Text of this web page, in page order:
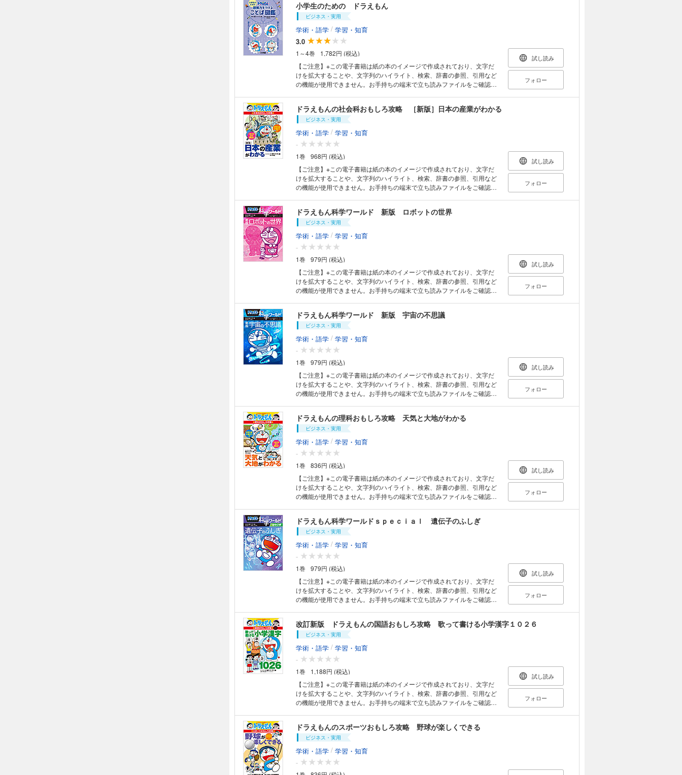
すか。 社会の急速なデジタル化にともない、小学校ではプログラミングが
必修科目になっています。これから先、みなさんがコンピュータやAIを適
切に、効率的に利用できるようになるために必要な力が、プログラミング
的思考（＝プログラミング的な考え方）です。 むずかしそうに感じるかも
しれませんが、実は特別な考え方ではありません。プログラミング的思考
とは、「どうすればうまくいくかな？」「どんな順番でやればいいか
な？」と考える力。勉強だけでなく、友だちとの話し合いや、これから先
のいろいろな場面でも役に立つ、ドラえもんの《ひみつ道具》のようなも
のなのです！ この本は、ドラえもんや仲間たちといっしょに楽しく考えな
がらパズルに取り組むことで、自然にこの力が身につくようになっていま
す。ただ答えを出すだけでなく、「どう考えたか」「次はどうすればいい
か」をだいじにしているのが特徴です。 この本を通して、「考えるってお
もしろい！」と感じてもらえたらうれしいです。さあ、ドラえもんといっ
で、本文中に書き込むことはできません。必要に応じてメモ用紙などをご
用意ください。
小学生のための ドラえもん
ビジネス・実用
学術・語学 / 学習・知育
3.0
1～4巻
1,782円 (税込)
【ご注意】※この電子書籍は紙の本のイメージで作成されており、文字だ
けを拡大することや、文字列のハイライト、検索、辞書の参照、引用など
の機能が使用できません。お手持ちの端末で立ち読みファイルをご確認い
この気持ちをことばにすると何だろう？ ドラえもんのマンガで主人公の気
持ちを読み解く練習から、実際に入試で出される読解表現を、麻布中学校
の中島克治先生が解説。 確実に語彙力と読解力が身につきます。 【本書
の特徴】 ◎総ルビ、ドラえもんのマンガで、1年生から楽しく読める！ ◎
読解文を読むための、語彙力がつく！ ◎登場人物の気持ちを読み取り、表
現する力がつく！ 【もくじ】 第1章 なかまのことば （読解の基礎とな
る気持ちや様子を表すことばに触れよう） 第2章 くらしのことば （文章
を読むために必要な身のまわりのことばを身につけよう） 第3章 ペアに
なることば （読解文でよく使われる反対語と同音異義語を学ぼう） 第4
章 気のきいたことば （慣用句やことわざを身につけ、ことばの幅をひろ
げよう） 第5章 ことばで伝える （まんがを通して、思考の言語化に挑戦
しよう） 第6章 ことばを読み取る （まんがや文学作品から心情表現を読
み取ろう） ※この作品はカラーです。
試し読み
フォロー
ドラえもんの社会科おもしろ攻略 ［新版］日本の産業がわかる
ビジネス・実用
学術・語学 / 学習・知育
-
1巻
968円 (税込)
【ご注意】※この電子書籍は紙の本のイメージで作成されており、文字だ
けを拡大することや、文字列のハイライト、検索、辞書の参照、引用など
の機能が使用できません。お手持ちの端末で立ち読みファイルをご確認い
ています。ドラえもんたちといっしょに、農林水産業・工業・商業などの
産業が私たちの生活に密接に関わっていること、社会の変化に応じて産業
も変化・発展していることなどが楽しく学習できます。監修は難関中学へ
の圧倒的な合格実績をもつ浜学園。中学入試の社会科では重要な分野の対
策にも役立つ一冊となっています。 ※この作品はカラーが含まれます。
（底本 2025年12月発売作品）
試し読み
フォロー
ドラえもん科学ワールド 新版 ロボットの世界
ビジネス・実用
学術・語学 / 学習・知育
-
1巻
979円 (税込)
【ご注意】※この電子書籍は紙の本のイメージで作成されており、文字だ
けを拡大することや、文字列のハイライト、検索、辞書の参照、引用など
の機能が使用できません。お手持ちの端末で立ち読みファイルをご確認い
の知識を学ぶ事ができる、おもしろくてためになる一冊です。 2014年に
刊行したドラえもん科学ワールド「ロボットの世界」の解説部分は、全て
最新の情報に編集し直しました。ロボットに関するドラえもんの名作まん
がほぼそのままに、ロボットの進化の歴史から最先端のロボットまで紹介
しています。 生活の中で身近になった掃除ロボットやコミュニケーション
ロボットから、自動運転のロボットカー、案内ロボット、警備ロボットな
どの街中で活躍するロボット、さらには工場で使われる産業用ロボット、
医療用のロボット、危険な環境で活躍する点検ロボットや、災害対応ロボ
ットや、深海や宇宙を探査するロボットも登場しています。 そして人気の
ヒト型ロボット（ヒューマノイド）の最新のモデルも紹介しています。 ま
たこの本ではそういったロボットがどのように動いているのか、どのよう
な機能を持っているのか、将来どのように進化していくのかも解説してい
ます。 この本を読んだ人が将来、なんらかの形でロボットに関わるように
ボットの世界』の新版です。 ※一部カラーが含まれます。 （底本 2025
年年12月発売作品）
試し読み
フォロー
ドラえもん科学ワールド 新版 宇宙の不思議
ビジネス・実用
学術・語学 / 学習・知育
-
1巻
979円 (税込)
【ご注意】※この電子書籍は紙の本のイメージで作成されており、文字だ
けを拡大することや、文字列のハイライト、検索、辞書の参照、引用など
の機能が使用できません。お手持ちの端末で立ち読みファイルをご確認い
ぶことができる、面白くてためになる一冊です。2010年に刊行したドラえ
もん科学ワールド「宇宙の不思議」の解説部分をすべて、最新の情報に編
集しなおしました。 宇宙に関するドラえもんの名作まんがはそのままに、
太陽系や星、銀河、宇宙開発などについて、基本的なことから最新の話題
まで紹介しています。 地球がどのように生まれたのか、そして太陽系の8
つの惑星や、小惑星の探査、さらには月への有人着陸を目指すアルテミス
計画、ブラックホールの最新情報や、宇宙の生命を探す研究などもわかり
やすく解説しています。 また国際宇宙ステーションについては、日本人で
最も宇宙の滞在時間が長い、宇宙飛行士の若田光一さんにインタビューし
て、読者の皆さんへのメッセージも紹介しています。 この本を読んだ人が
宇宙に興味を持って、将来なんらかの形で宇宙に関わるようになってもら
えれば幸いです。 ※この作品は『ドラえもん科学ワールド 宇宙の不思
議』の新版です。 ※一部カラーが含まれます。 （底本2025年12月発売作
試し読み
フォロー
ドラえもんの理科おもしろ攻略 天気と大地がわかる
ビジネス・実用
学術・語学 / 学習・知育
-
1巻
836円 (税込)
【ご注意】※この電子書籍は紙の本のイメージで作成されており、文字だ
けを拡大することや、文字列のハイライト、検索、辞書の参照、引用など
の機能が使用できません。お手持ちの端末で立ち読みファイルをご確認い
おもしろ攻略』シリーズの新刊です。ドラえもんやおなじみのキャラクタ
ーたちが、天気の変化や流れる水のはたらき、地層のできかたなどに関す
る不思議や疑問に取り組んでいくまんがを楽しんでいるうちに、それらに
ついて、自然と理解が深まっていく内容になっています。 難関中学への
圧倒的な合格実績をもつ浜学園の監修により、重要なポイントやつまずき
やすい点も分かりやすく解説しているので安心です。 （底本 2025年7月
発売作品） ※電子版にはカラーが含まれます。
試し読み
フォロー
ドラえもん科学ワールドｓｐｅｃｉａｌ 遺伝子のふしぎ
ビジネス・実用
学術・語学 / 学習・知育
-
1巻
979円 (税込)
【ご注意】※この電子書籍は紙の本のイメージで作成されており、文字だ
けを拡大することや、文字列のハイライト、検索、辞書の参照、引用など
の機能が使用できません。お手持ちの端末で立ち読みファイルをご確認い
とうけつがれています。 そのかぎをにぎるのが「遺伝子」。 遺伝子を知
ることは自分を知ることにもつながります。 『ドラえもん』のまんがに
は、遺伝子にまつわる 興味深い科学の話がたくさんあります。 のび太が
自分のクローンをたくさんつくったり、 遺伝子に手をくわえて空想の生き
ものを誕生させたり…。 まさに夢のような話ですが、 いま、遺伝子研究
は大きく進んでいて、 こうした「もしも」が現実になる日も近いかもしれ
ません。 そんなドラえもんまんがを１０本採録しています。 私たちの体
には、３７兆個もの細胞があり、 そのひとつひとつに「遺伝子」が存在し
ています。 本書では、遺伝学の元祖ともいえる「メンデルの法則」や Ｄ
ＮＡとは何かの基本、遺伝子組み換え食品、 ゲノム編集農作物、ｍＲＮＡ
ワクチンなど、 最新の知識をドラえもんと一緒にやさしく学ぶことができ
ます。 本書の監修者は、東京科学大学で遺伝子の専門家である 岩崎博史
教授と田口英樹教授。 「自分の体ってすごい！」と子どもがワクワクでき
はカラーが含まれます。 (底本2025年7月発売作品)
試し読み
フォロー
改訂新版 ドラえもんの国語おもしろ攻略 歌って書ける小学漢字１０２６
ビジネス・実用
学術・語学 / 学習・知育
-
1巻
1,188円 (税込)
【ご注意】※この電子書籍は紙の本のイメージで作成されており、文字だ
けを拡大することや、文字列のハイライト、検索、辞書の参照、引用など
の機能が使用できません。お手持ちの端末で立ち読みファイルをご確認い
が書ける！ 「漢字はむずかしい…」と思っている人に、ぴったりの勉強法
があります。それは「口唱法」というもの。どんな漢字も歌に合わせてお
ぼえることができますし、正しい書き順が身につくので、きれいに字が書
けるようになるのです。いつのまにか漢字がともだちのように思えてくる
ことでしょう。 これは、「現代子どもと教育研究所」の所長を務めて、国
試し読み
フォロー
ドラえもんのスポーツおもしろ攻略 野球が楽しくできる
ビジネス・実用
学術・語学 / 学習・知育
-